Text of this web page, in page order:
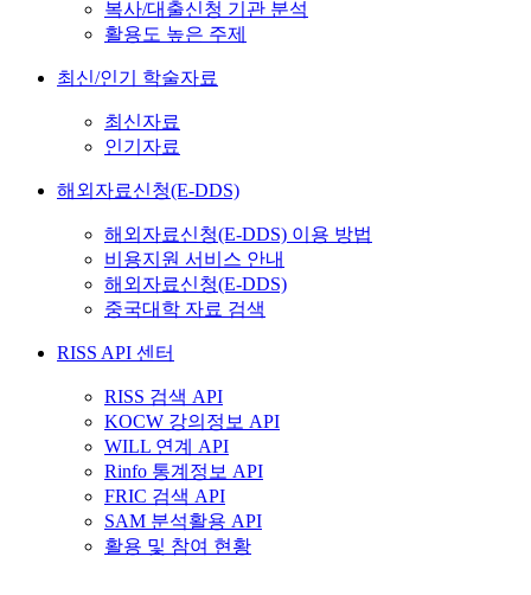
복사/대출신청 기관 분석
활용도 높은 주제
최신/인기 학술자료
최신자료
인기자료
해외자료신청(E-DDS)
해외자료신청(E-DDS) 이용 방법
비용지원 서비스 안내
해외자료신청(E-DDS)
중국대학 자료 검색
RISS API 센터
RISS 검색 API
KOCW 강의정보 API
WILL 연계 API
Rinfo 통계정보 API
FRIC 검색 API
SAM 분석활용 API
활용 및 참여 현황